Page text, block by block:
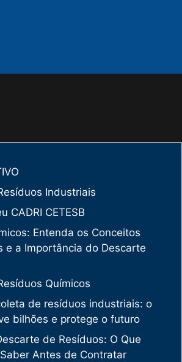
Industriais
CADRI CETESB
Entenda os Conceitos
e a Importância do Descarte
Químicos
de resíduos industriais: o
bilhões e protege o futuro
de Resíduos: O Que
Antes de Contratar